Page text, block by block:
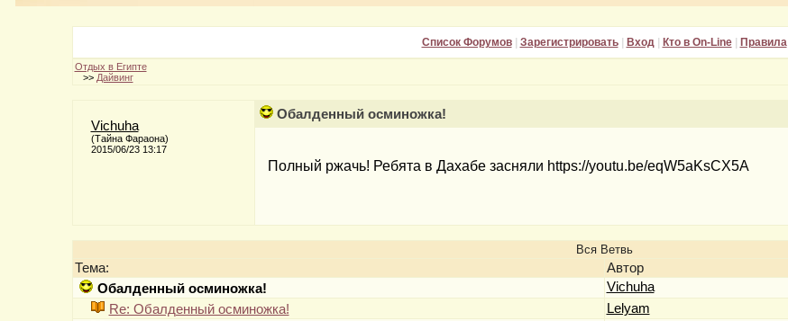
Список Форумов| Зарегистрировать| Вход| Кто в On-Line| Правила
Отдых в Египте
>> Дайвинг
Vichuha
(Тайна Фараона)
2015/06/23 13:17
Обалденный осминожка!
Полный ржачь! Ребята в Дахабе засняли https://youtu.be/eqW5aKsCX5A
Вся Ветвь
Тема: Автор
Обалденный осминожка!
Vichuha
Re: Обалденный осминожка!
Lelyam